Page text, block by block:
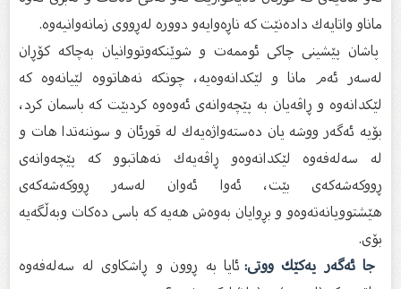
ماناو واتایەك دادەنێت كە ناڕەوایەو دوورە لەڕووى زمانەوانیەوە.
پاشان پێشینى چاكى ئوممەت و شوێنكەوتووانیان بەچاكە كۆڕان
لەسەر ئەم مانا و لێكدانەوەیە، چونكە نەهاتووە لێیانەوە كە
لێكدانەوە و ڕاڤەیان بە پێچەوانەى ئەوەوە كردبێت كە باسمان كرد،
بۆیە ئەگەر ووشە یان دەستەواژەیەك لە قورئان و سوننەتدا هات و
لە سەلەفەوە لێكدانەوەو ڕاڤەیەك نەهاتبوو كە پێچەوانەى
ڕووكەشەكەى بێت، ئەوا ئەوان لەسەر ڕووكەشەكەى
هێشتوویانەتەوەو و بڕوایان بەوەش هەیە كە باسى دەكات وبەڵگەیە
بۆى.
جا ئەگەر یەكێك ووتى:ئایا بە ڕوون و ڕاشكاوى لە سەلەفەوە